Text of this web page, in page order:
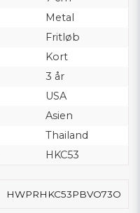
Metal
Fritløb
Kort
3 år
USA
Asien
Thailand
HKC53
HWPRHKC53PBVO73O